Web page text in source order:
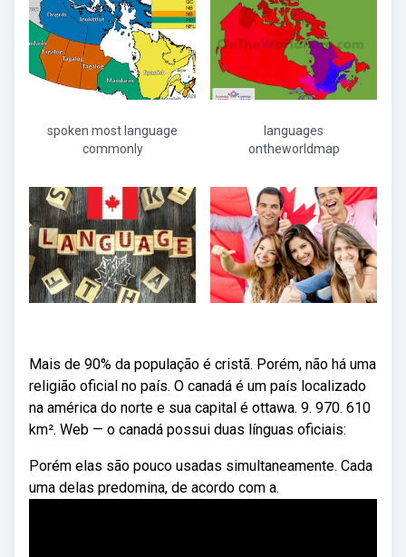
spoken most language
commonly
languages
ontheworldmap
Mais de 90% da população é cristã. Porém, não há uma
religião oficial no país. O canadá é um país localizado
na américa do norte e sua capital é ottawa. 9. 970. 610
km². Web — o canadá possui duas línguas oficiais:
Porém elas são pouco usadas simultaneamente. Cada
uma delas predomina, de acordo com a.